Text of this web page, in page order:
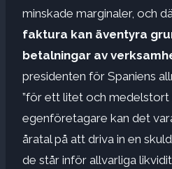
minskade marginaler, och
faktura kan äventyra
betalningar av
presidenten för Spaniens
”för ett litet och
egenföretagare kan det
åratal på att driva in en
de står inför allvarliga